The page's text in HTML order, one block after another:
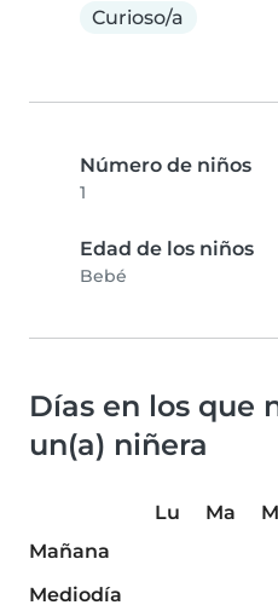
Curioso/a
Número de niños
1
Edad de los niños
Bebé
Días en los que
un(a) niñera
Lu Ma
Mañana
Mediodía